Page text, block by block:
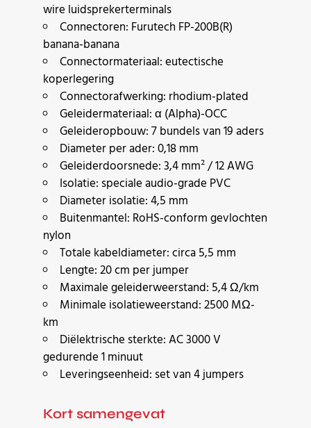
wire luidsprekerterminals
Connectoren: Furutech FP-200B(R)
banana-banana
Connectormateriaal: eutectische
koperlegering
Connectorafwerking: rhodium-plated
Geleidermateriaal: α (Alpha)-OCC
Geleideropbouw: 7 bundels van 19 aders
Diameter per ader: 0,18 mm
Geleiderdoorsnede: 3,4 mm² / 12 AWG
Isolatie: speciale audio-grade PVC
Diameter isolatie: 4,5 mm
Buitenmantel: RoHS-conform gevlochten
nylon
Totale kabeldiameter: circa 5,5 mm
Lengte: 20 cm per jumper
Maximale geleiderweerstand: 5,4 Ω/km
Minimale isolatieweerstand: 2500 MΩ-
km
Diëlektrische sterkte: AC 3000 V
gedurende 1 minuut
Leveringseenheid: set van 4 jumpers
Kort samengevat